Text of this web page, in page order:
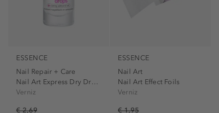
ESSENCE
Nail Repair + Care
Nail Art Express Dry Drops
Verniz
€ 2,69
ESSENCE
Nail Art
Nail Art Effect Foils
Verniz
€ 1,95